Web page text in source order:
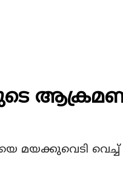
മയക്കുവെടി വെച്ച്